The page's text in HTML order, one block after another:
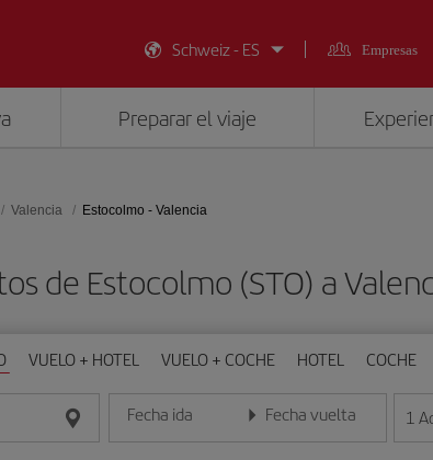
Schweiz - ES
Empresas
Preparar el viaje
Valencia Estocolmo - Valencia
de Estocolmo (STO) a
VUELO + HOTEL VUELO + COCHE HOTEL COCHE
Fecha ida
Introduce la fecha en formato día/mes/año
Fecha vuelta
Introduce la fecha en 1